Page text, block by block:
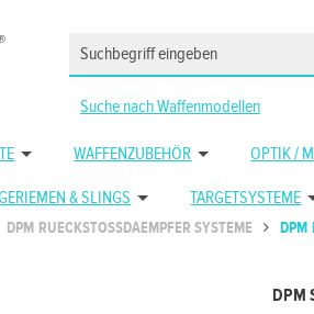
Suche nach Waffenmodellen
WAFFENZUBEHÖR OPTIK /
& SLINGS TARGETSYSTEME
DPM RUECKSTOSSDAEMPFER SYSTEME
DPM
DPM